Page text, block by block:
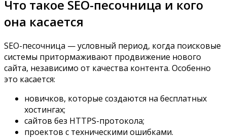
Что такое SEO-песочница и кого
она касается
SEO-песочница — условный период, когда поисковые
системы притормаживают продвижение нового
сайта, независимо от качества контента. Особенно
это касается:
новичков, которые создаются на бесплатных
хостингах;
сайтов без HTTPS-протокола;
проектов с техническими ошибками.